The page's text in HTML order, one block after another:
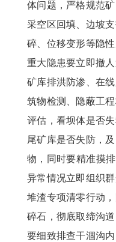
体问题，严格规范
采空区回填、边坡
碎、位移变形等隐
重大隐患要立即撤
矿库排洪防渗、在
筑物检测、隐蔽工
评估，看坝体是否
尾矿库是否失防，
物，同时要精准摸排
异常情况立即组织
堆渣专项清零行动
碎石，彻底取缔沟
要细致排查干涸沟